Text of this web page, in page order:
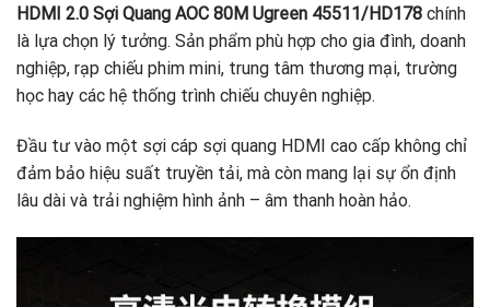
HDMI 2.0 Sợi Quang AOC 80M Ugreen 45511/HD178 chính
là lựa chọn lý tưởng. Sản phẩm phù hợp cho gia đình, doanh
nghiệp, rạp chiếu phim mini, trung tâm thương mại, trường
học hay các hệ thống trình chiếu chuyên nghiệp.
Đầu tư vào một sợi cáp sợi quang HDMI cao cấp không chỉ
đảm bảo hiệu suất truyền tải, mà còn mang lại sự ổn định
lâu dài và trải nghiệm hình ảnh – âm thanh hoàn hảo.